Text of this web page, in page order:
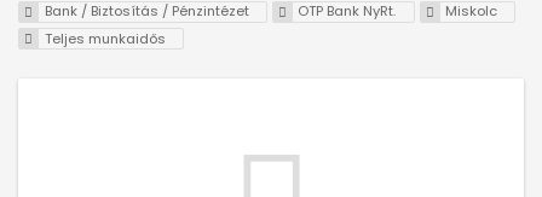
Bank / Biztosítás / Pénzintézet OTP Bank NyRt.
Miskolc
Teljes munkaidős